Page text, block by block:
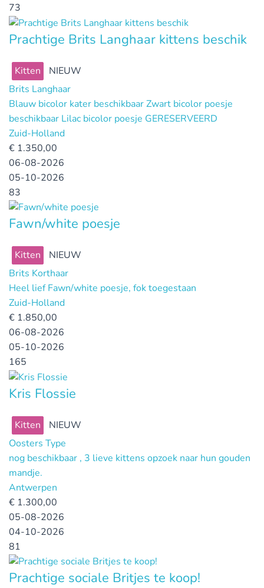
73
Prachtige Brits Langhaar kittens beschik
Kitten
NIEUW
Brits Langhaar
Blauw bicolor kater beschikbaar Zwart bicolor poesje
beschikbaar Lilac bicolor poesje GERESERVEERD
Zuid-Holland
€ 1.350,00
06-08-2026
05-10-2026
83
Fawn/white poesje
Kitten
NIEUW
Brits Korthaar
Heel lief Fawn/white poesje, fok toegestaan
Zuid-Holland
€ 1.850,00
06-08-2026
05-10-2026
165
Kris Flossie
Kitten
NIEUW
Oosters Type
nog beschikbaar , 3 lieve kittens opzoek naar hun gouden
mandje.
Antwerpen
€ 1.300,00
05-08-2026
04-10-2026
81
Prachtige sociale Britjes te koop!